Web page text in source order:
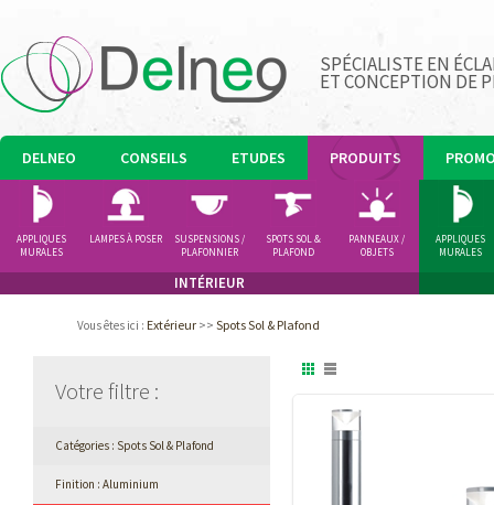
SPÉCIALISTE EN
ET CONCEPTION DE
DELNEO CONSEILS ETUDES PRODUITS
INTÉRIEUR
APPLIQUES
MURALES
LAMPES À POSER
SUSPENSIONS /
PLAFONNIER
SPOTS SOL &
PLAFOND
PANNEAUX /
OBJETS
APPLIQUES
MURALES
Vous êtes ici : Extérieur >> Spots Sol & Plafond
Votre filtre :
Catégories : Spots Sol & Plafond
Finition : Aluminium